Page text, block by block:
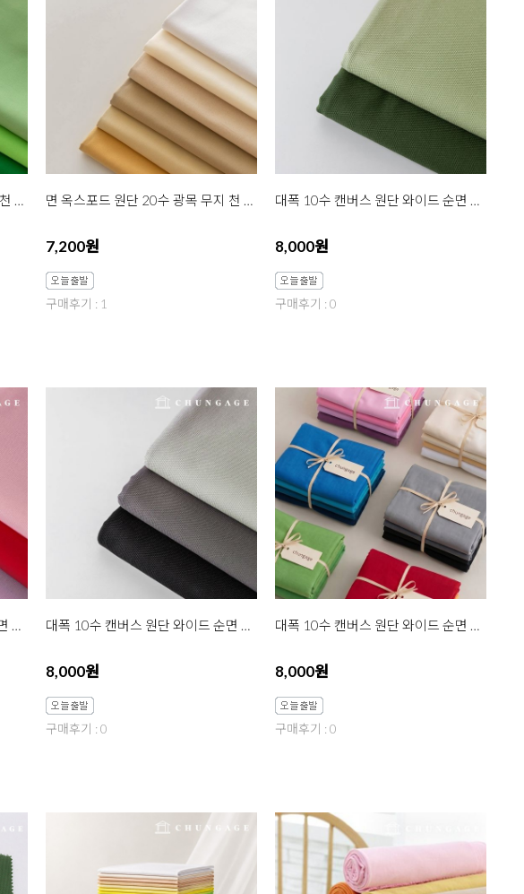
면 옥스포드 원단 20수 광목 무지 천 대폭 데일리무지 에브리 그린 5종 한마 면 옥스포드 원단 20수 광목 무지 천 대폭 데일리무지 에브리 아이보리 6종 한마
7,200원
구매후기 : 1
대폭 10수 캔버스 원단 와이드 순면 무지 포지 그린 2종 한마
8,000원
구매후기 : 0
대폭 10수 캔버스 원단 와이드 순면 무지 포지 핑크 4종 한마 대폭 10수 캔버스 원단 와이드 순면 무지 포지 그레이 3종 한마
8,000원
구매후기 : 0
대폭 10수 캔버스 원단 와이드 순면 무지 포지 19종 한마
8,000원
구매후기 : 0